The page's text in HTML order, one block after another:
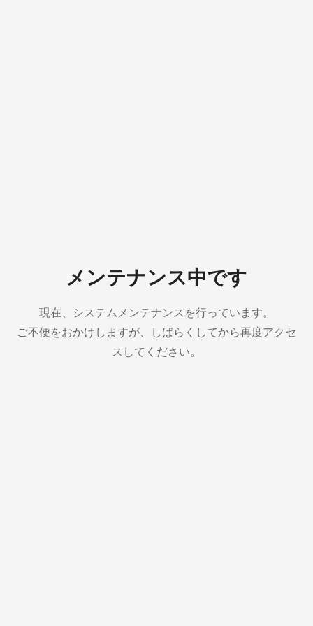
メンテナンス中です
現在、システムメンテナンスを行っています。
ご不便をおかけしますが、しばらくしてから再度アクセ
スしてください。